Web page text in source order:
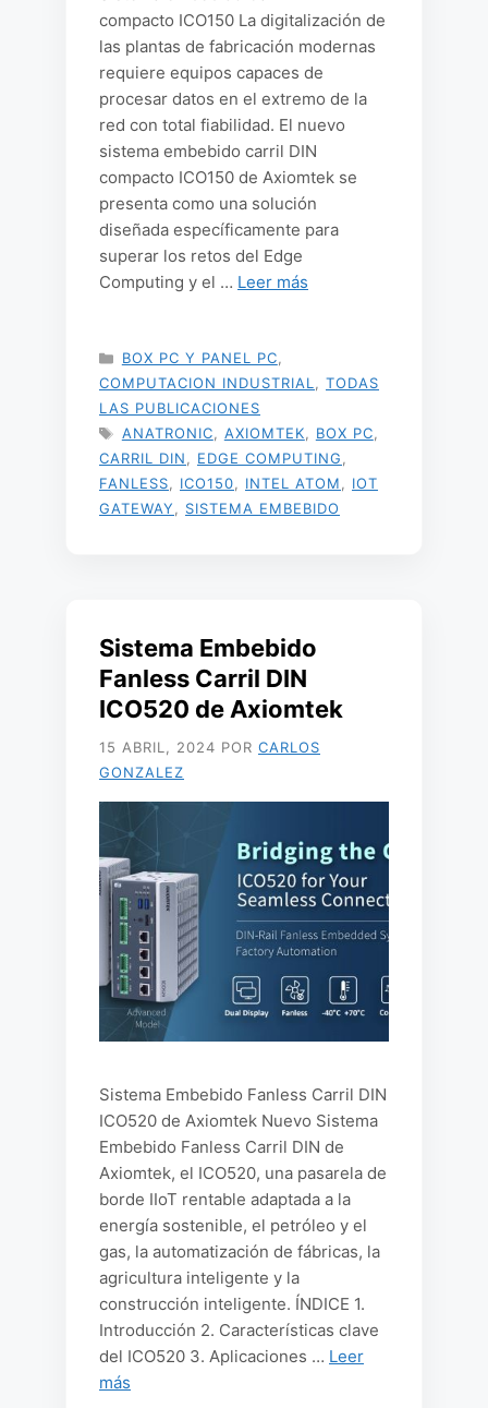
compacto ICO150 La digitalización de
las plantas de fabricación modernas
requiere equipos capaces de
procesar datos en el extremo de la
red con total fiabilidad. El nuevo
sistema embebido carril DIN
compacto ICO150 de Axiomtek se
presenta como una solución
diseñada específicamente para
superar los retos del Edge
Computing y el … Leer más
CATEGORÍAS
BOX PC Y PANEL PC
COMPUTACION INDUSTRIAL
TODAS
LAS PUBLICACIONES
ETIQUETAS
ANATRONIC AXIOMTEK BOX PC
CARRIL DIN
EDGE COMPUTING
FANLESS
ICO150 INTEL ATOM
IOT
GATEWAY
SISTEMA EMBEBIDO
Sistema Embebido
Fanless Carril DIN
ICO520 de Axiomtek
15 ABRIL, 2024 POR CARLOS
GONZALEZ
Sistema Embebido Fanless Carril DIN
ICO520 de Axiomtek Nuevo Sistema
Embebido Fanless Carril DIN de
Axiomtek, el ICO520, una pasarela de
borde IIoT rentable adaptada a la
energía sostenible, el petróleo y el
gas, la automatización de fábricas, la
agricultura inteligente y la
construcción inteligente. ÍNDICE 1.
Introducción 2. Características clave
del ICO520 3. Aplicaciones … Leer
más